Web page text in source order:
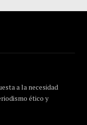
a la necesidad
ético y